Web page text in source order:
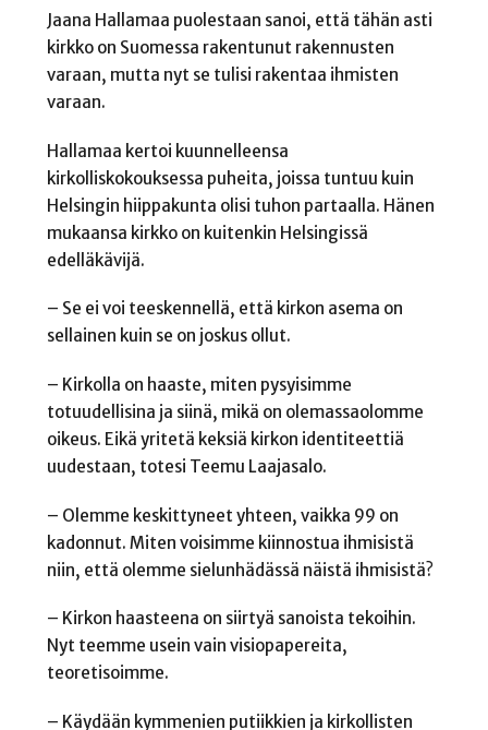
Jaana Hallamaa puolestaan sanoi, että tähän asti
kirkko on Suomessa rakentunut rakennusten
varaan, mutta nyt se tulisi rakentaa ihmisten
varaan.
Hallamaa kertoi kuunnelleensa
kirkolliskokouksessa puheita, joissa tuntuu kuin
Helsingin hiippakunta olisi tuhon partaalla. Hänen
mukaansa kirkko on kuitenkin Helsingissä
edelläkävijä.
– Se ei voi teeskennellä, että kirkon asema on
sellainen kuin se on joskus ollut.
– Kirkolla on haaste, miten pysyisimme
totuudellisina ja siinä, mikä on olemassaolomme
oikeus. Eikä yritetä keksiä kirkon identiteettiä
uudestaan, totesi Teemu Laajasalo.
– Olemme keskittyneet yhteen, vaikka 99 on
kadonnut. Miten voisimme kiinnostua ihmisistä
niin, että olemme sielunhädässä näistä ihmisistä?
– Kirkon haasteena on siirtyä sanoista tekoihin.
Nyt teemme usein vain visiopapereita,
teoretisoimme.
– Käydään kymmenien putiikkien ja kirkollisten